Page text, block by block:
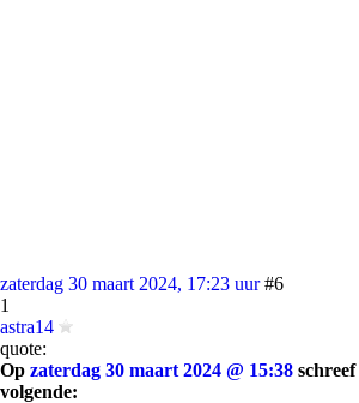
zaterdag 30 maart 2024, 17:23 uur #6
1
astra14
quote:
Op zaterdag 30 maart 2024 @ 15:38 schreef
volgende: